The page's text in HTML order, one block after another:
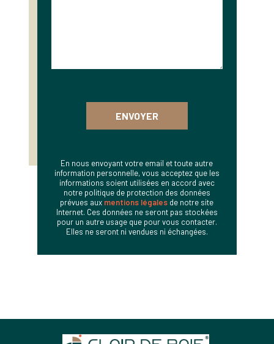
En nous envoyant votre email et toute autre
information personnelle, vous acceptez que les
informations soient utilisées en accord avec
notre politique de protection des données
prévues aux mentions légales de notre site
Internet. Ces données ne seront pas stockées
pour un autre usage que pour vous contacter.
Elles ne seront ni vendues ni échangées.